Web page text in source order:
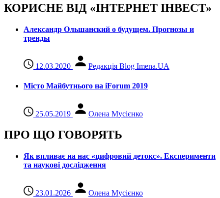
КОРИСНЕ ВІД «ІНТЕРНЕТ ІНВЕСТ»
Александр Ольшанский о будущем. Прогнозы и
тренды
12.03.2020 Редакція Blog Imena.UA
Місто Майбутнього на iForum 2019
25.05.2019 Олена Мусієнко
ПРО ЩО ГОВОРЯТЬ
Як впливає на нас «цифровий детокс». Експерименти
та наукові дослідження
23.01.2026 Олена Мусієнко